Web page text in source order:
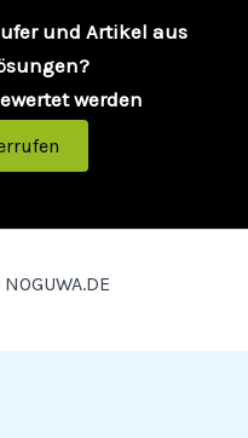
und Artikel aus
werden